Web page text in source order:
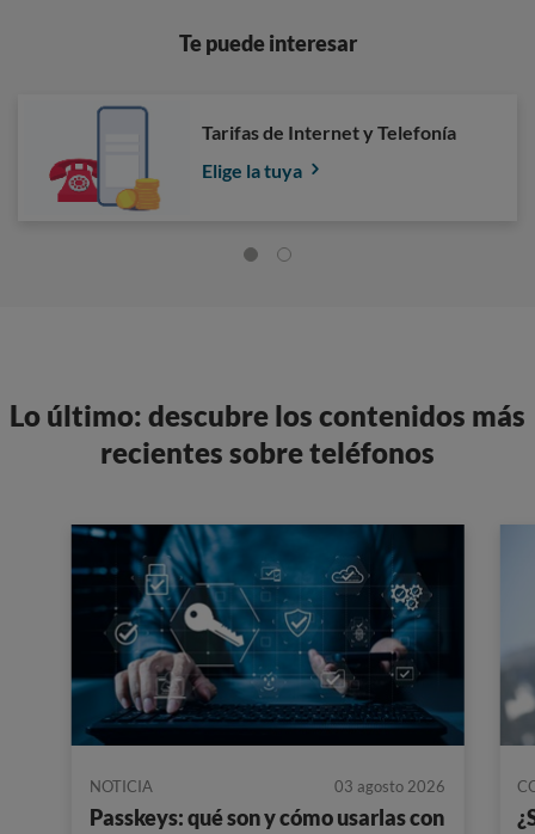
Te puede interesar
Tarifas de Internet y Telefonía
Elige la tuya
Lo último: descubre los contenidos más
recientes sobre teléfonos
NOTICIA 03 agosto 2026
Passkeys: qué son y cómo usarlas con